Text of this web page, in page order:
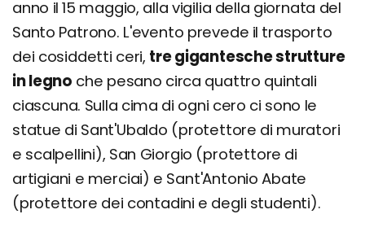
anno il 15 maggio, alla vigilia della giornata del
Santo Patrono. L'evento prevede il trasporto
dei cosiddetti ceri, tre gigantesche strutture
in legno che pesano circa quattro quintali
ciascuna. Sulla cima di ogni cero ci sono le
statue di Sant'Ubaldo (protettore di muratori
e scalpellini), San Giorgio (protettore di
artigiani e merciai) e Sant'Antonio Abate
(protettore dei contadini e degli studenti).